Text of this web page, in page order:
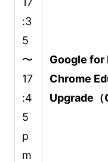
:3
5
〜
17
:4
5
p
m
Google for
Chrome
Upgrade（